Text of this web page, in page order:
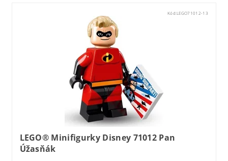
Kód:LEGO71012-13
LEGO® Minifigurky Disney 71012 Pan
Úžasňák